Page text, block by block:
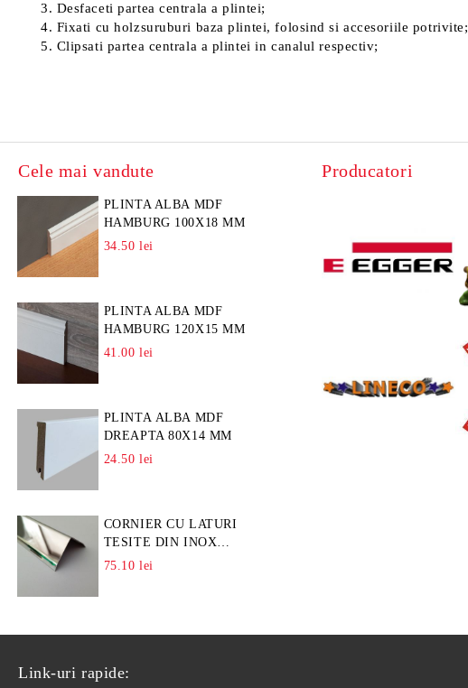
3. Desfaceti partea centrala a plintei;
4. Fixati cu holzsuruburi baza plintei, folosind si accesoriile potrivite;
5. Clipsati partea centrala a plintei in canalul respectiv;
Cele mai vandute
PLINTA ALBA MDF
HAMBURG 100X18 MM
34.50 lei
PLINTA ALBA MDF
HAMBURG 120X15 MM
41.00 lei
PLINTA ALBA MDF
DREAPTA 80X14 MM
24.50 lei
CORNIER CU LATURI
TESITE DIN INOX
L=A=25MM
75.10 lei
Producatori
Link-uri rapide: